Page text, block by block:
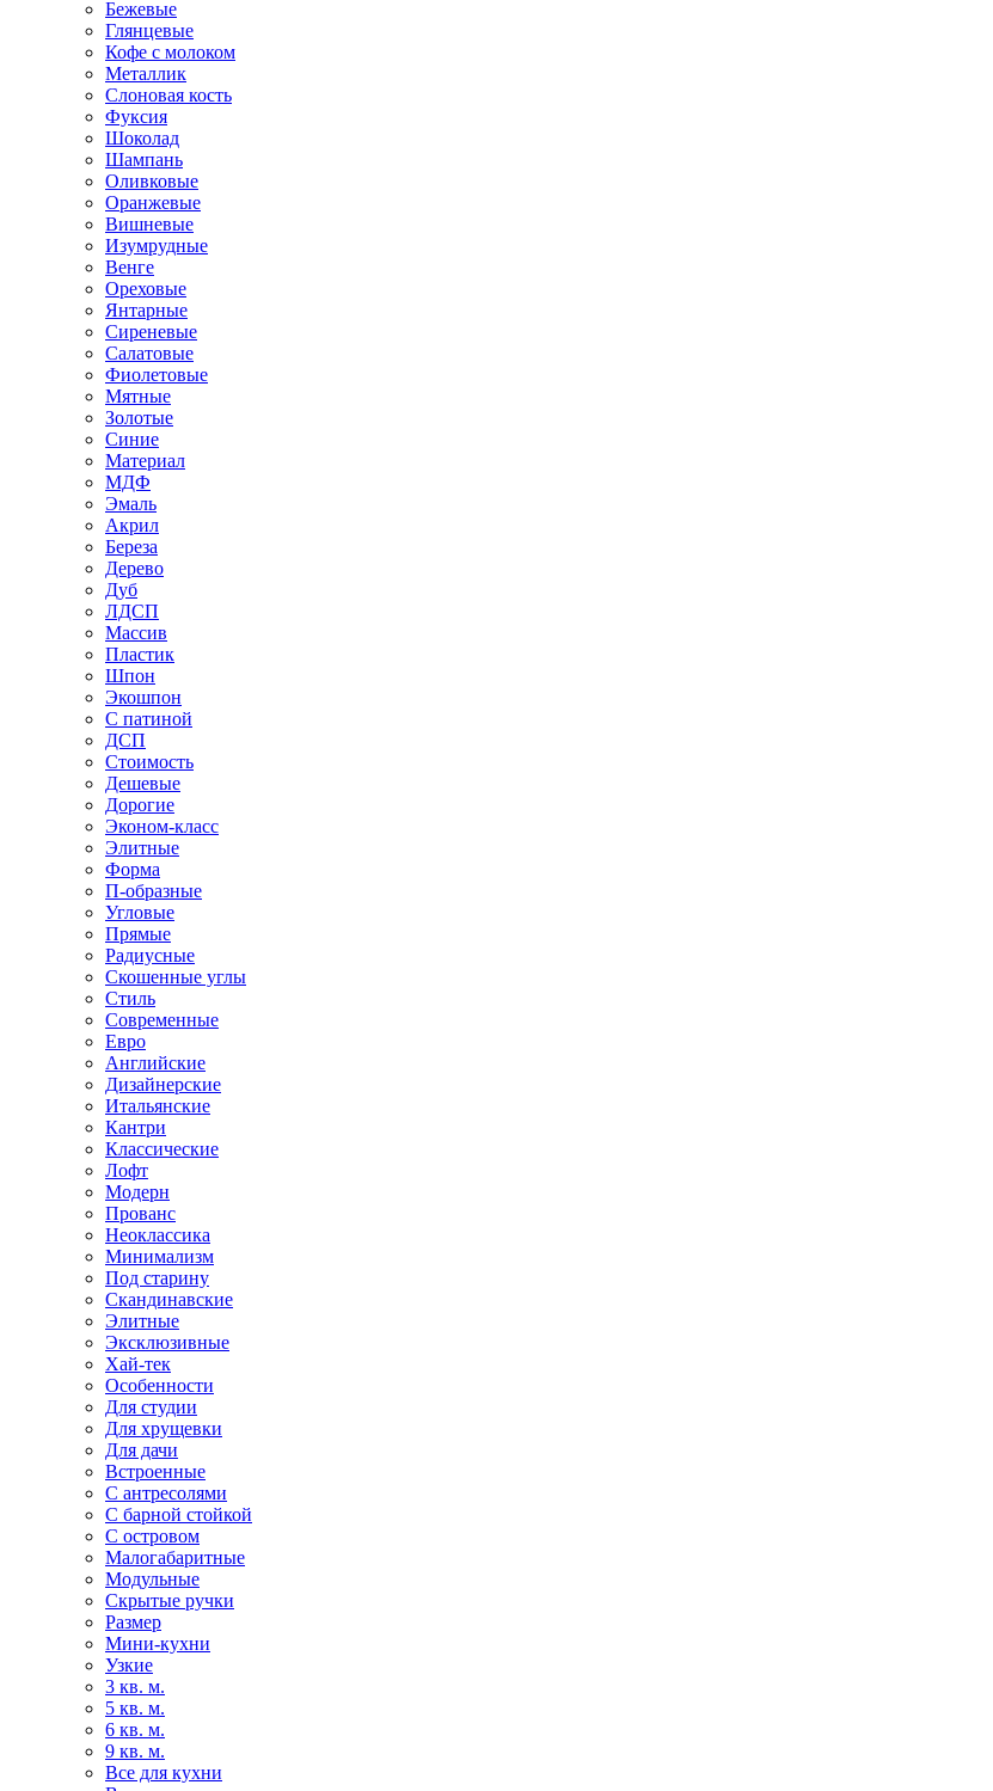
Бежевые
Глянцевые
Кофе с молоком
Металлик
Слоновая кость
Фуксия
Шоколад
Шампань
Оливковые
Оранжевые
Вишневые
Изумрудные
Венге
Ореховые
Янтарные
Сиреневые
Салатовые
Фиолетовые
Мятные
Золотые
Синие
Материал
МДФ
Эмаль
Акрил
Береза
Дерево
Дуб
ЛДСП
Массив
Пластик
Шпон
Экошпон
С патиной
ДСП
Стоимость
Дешевые
Дорогие
Эконом-класс
Элитные
Форма
П-образные
Угловые
Прямые
Радиусные
Скошенные углы
Стиль
Современные
Евро
Английские
Дизайнерские
Итальянские
Кантри
Классические
Лофт
Модерн
Прованс
Неоклассика
Минимализм
Под старину
Скандинавские
Элитные
Эксклюзивные
Хай-тек
Особенности
Для студии
Для хрущевки
Для дачи
Встроенные
С антресолями
С барной стойкой
С островом
Малогабаритные
Модульные
Скрытые ручки
Размер
Мини-кухни
Узкие
3 кв. м.
5 кв. м.
6 кв. м.
9 кв. м.
Все для кухни